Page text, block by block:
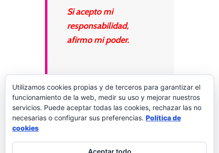
Si acepto mi
responsabilidad,
afirmo mi poder.
Palabras a la vida
Utilizamos cookies propias y de terceros para garantizar el
funcionamiento de la web, medir su uso y mejorar nuestros
servicios. Puede aceptar todas las cookies, rechazar las no
necesarias o configurar sus preferencias. Política de
cookies
Aceptar todo